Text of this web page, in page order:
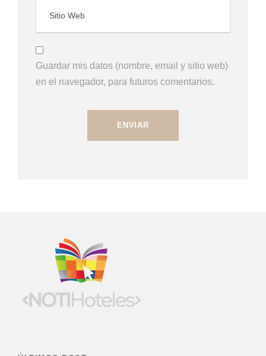
Guardar mis datos (nombre, email y sitio web)
en el navegador, para futuros comentarios.